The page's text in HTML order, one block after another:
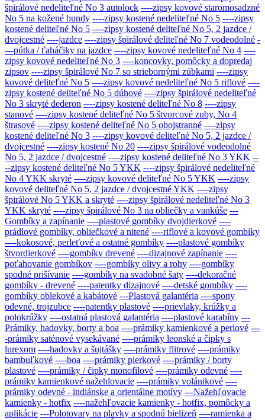
špirálové nedeliteľné No 3 autolock ----zipsy kovové staromosadzné
No 5 na kožené bundy ----zipsy kostené nedeliteľné No 5 ----zipsy
kostené deliteľné No 5 ----zipsy kostené deliteľné No 5, 2 jazdce /
dvojcestné ----jazdce ----zipsy špirálové deliteľné No 7 vodeodolné -
---pútka / ťaháčiky na jazdce ----zipsy kovové nedeliteľné No 4 ----
zipsy kovové nedeliteľné No 3 ----koncovky, pomôcky a dopredaj
zipsov ----zipsy špirálové No 7 so striebornými zúbkami ----zipsy
kovové deliteľné No 5 ----zipsy kovové nedeliteľné No 5 riflové ----
zipsy kostené deliteľné No 5 dúhové ----zipsy špirálové nedeliteľné
No 3 skryté dederon ----zipsy kostené deliteľné No 8 ----zipsy
stanové ----zipsy kostené deliteľné No 5 štvorcové zuby, No 4
štrasové ----zipsy kostené deliteľné No 5 obojstranné ----zipsy
kostené deliteľné No 3 ----zipsy kovové deliteľné No 5, 2 jazdce /
dvojcestné ----zipsy kostené No 20 ----zipsy špirálové vodeodolné
No 5, 2 jazdce / dvojcestné ----zipsy kostené deliteľné No 3 YKK --
--zipsy kostené deliteľné No 5 YKK ----zipsy špirálové nedeliteľné
No 4 YKK skryté ----zipsy kovové deliteľné No 5 YKK ----zipsy
kovové deliteľné No 5, 2 jazdce / dvojcestné YKK ----zipsy
špirálové No 5 YKK a skryté ----zipsy špirálové nedeliteľné No 3
YKK skryté ----zipsy špirálové No 3 na obliečky a vankúše ---
Gombíky a zapínanie ----plastové gombíky dvojdierkové ----
prádlové gombíky, obliečkové a nitené ----riflové a kovové gombíky
----kokosové, perleťové a ostatné gombíky ----plastové gombíky
štvordierkové ----gombíky drevené ----dizajnové zapínanie ----
poťahovanie gombíkov ----gombíky olivy a rohy ----gombíky
spodné prišívanie ----gombíky na svadobné šaty ----dekoračné
gombíky - drevené ----patentky dizajnové ----detské gombíky ----
gombíky oblekové a kabátové ---Plastová galantéria ----spony
odevné, trojzubce ----patentky plastové ----prievlaky, krúžky a
polokrúžky ----ostatná plastová galantéria ----plastové karabíny ---
Prámiky, hadovky, borty a boa ----prámiky kamienkové a perlové ---
-prámiky saténové vysekávané ----prámiky leonské a čipky s
lurexom ----hadovky a šujtášky ----prámiky flitrové ----prámiky
bambuľkové ----boa ----prámiky pierkové ----prámiky / borty
plastové ----prámiky / čipky monofilové ----prámiky odevné ----
prámiky kamienkové nažehlovacie ----prámiky volánikové ----
prámiky odevné - indiánske a orientálne motívy ---Nažehľovacie
kamienky - hotfix ----nažehľovacie kamienky - hotfix, pomôcky a
aplikácie ---Polotovary na plavky a spodnú bielizeň ----ramienka a